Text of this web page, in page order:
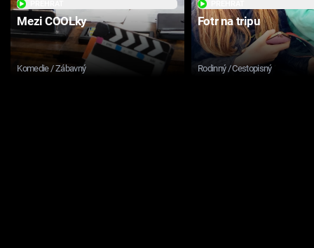
Mezi COOLky
Komedie / Zábavný
Fotr na tripu
Rodinný / Cestopisný